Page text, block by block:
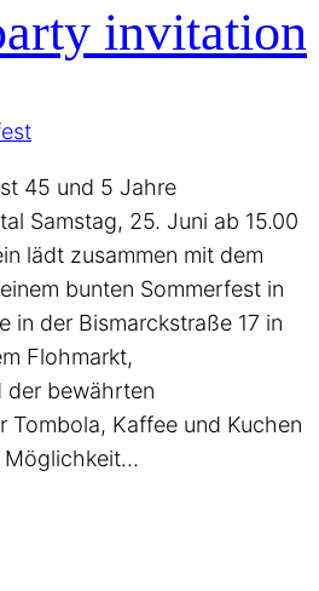
invitation
45 und 5 Jahre
Samstag, 25. Juni ab 15.00
lädt zusammen mit dem
bunten Sommerfest in
in der Bismarckstraße 17 in
Flohmarkt,
der bewährten
Tombola, Kaffee und Kuchen
Möglichkeit…